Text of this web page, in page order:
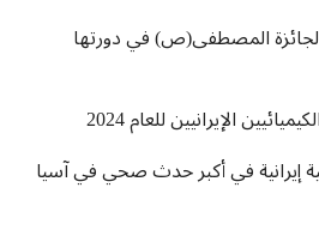
لجائزة المصطفى(ص) في دورتها
الإيرانيين للعام 2024
إيرانية في أكبر حدث صحي في آسيا